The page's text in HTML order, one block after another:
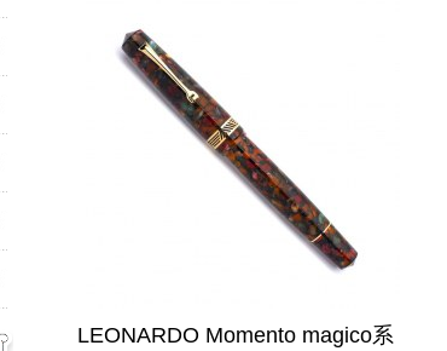
LEONARDO Momento magico系